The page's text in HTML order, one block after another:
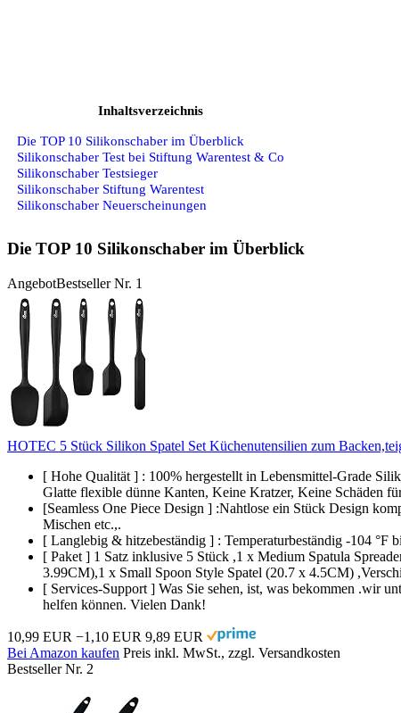
Inhaltsverzeichnis
Die TOP 10 Silikonschaber im Überblick
Silikonschaber Test bei Stiftung Warentest & Co
Silikonschaber Testsieger
Silikonschaber Stiftung Warentest
Silikonschaber Neuerscheinungen
Die TOP 10 Silikonschaber im Überblick
AngebotBestseller Nr. 1
HOTEC 5 Stück Silikon Spatel Set Küchenutensilien zum
[ Hohe Qualität ] : 100% hergestellt in Lebensmittel-Grade
Glatte flexible dünne Kanten, Keine Kratzer, Keine Schäden
[Seamless One Piece Design ] :Nahtlose ein Stück Design
Mischen etc.,.
[ Langlebig & hitzebeständig ] : Temperaturbeständig -104 °F
[ Paket ] 1 Satz inklusive 5 Stück ,1 x Medium Spatula
3.99CM),1 x Small Spoon Style Spatel (20.7 x 4.5CM)
[ Services-Support ] Was Sie sehen, ist, was bekommen .wir
helfen können. Vielen Dank!
10,99 EUR −1,10 EUR 9,89 EUR
Bei Amazon kaufen Preis inkl. MwSt., zzgl. Versandkosten
Bestseller Nr. 2